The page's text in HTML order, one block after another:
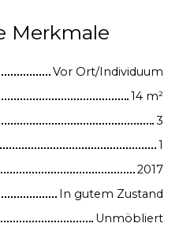
Merkmale
Vor Ort/Individuum
14 m²
3
1
2017
In gutem Zustand
Unmöbliert